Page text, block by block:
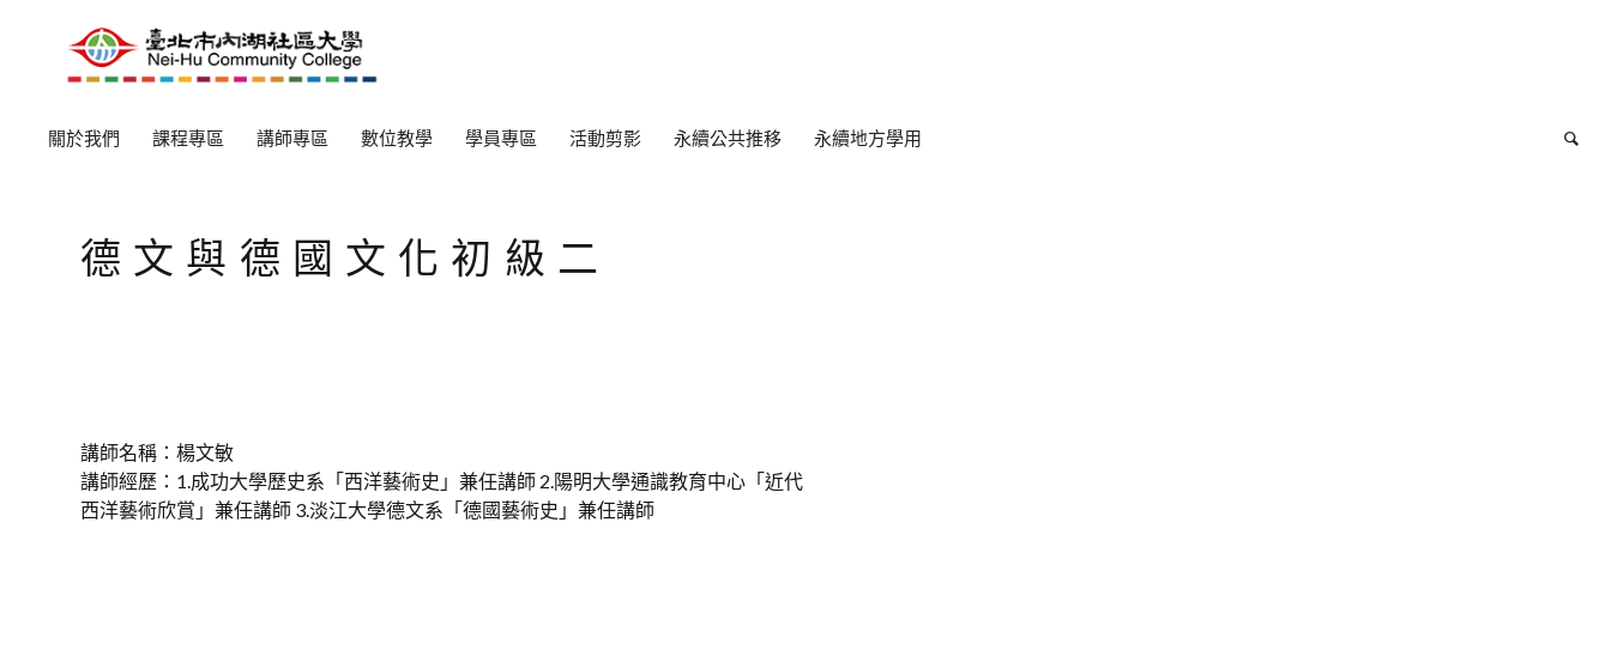
關於我們 課程專區 講師專區 數位教學 學員專區 活動剪影 永續公共推移 永續地方學用
德文與德國文化初級二
講師名稱：楊文敏
講師經歷：1.成功大學歷史系「西洋藝術史」兼任講師 2.陽明大學通識教育中心「近代
西洋藝術欣賞」兼任講師 3.淡江大學德文系「德國藝術史」兼任講師